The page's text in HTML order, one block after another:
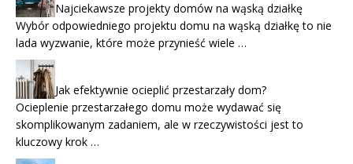
Najciekawsze projekty domów na wąską działkę
Wybór odpowiedniego projektu domu na wąską działkę to nie
lada wyzwanie, które może przynieść wiele …
Jak efektywnie ocieplić przestarzały dom?
Ocieplenie przestarzałego domu może wydawać się
skomplikowanym zadaniem, ale w rzeczywistości jest to
kluczowy krok …